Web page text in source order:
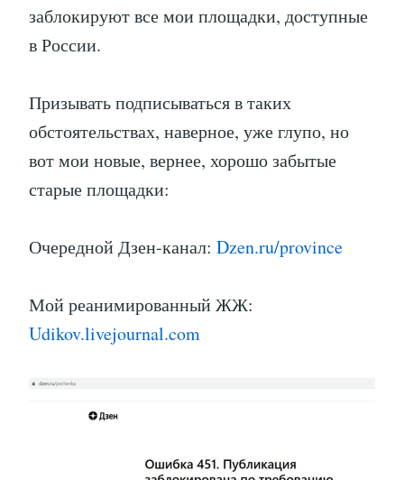
заблокируют все мои площадки, доступные
в России.
Призывать подписываться в таких
обстоятельствах, наверное, уже глупо, но
вот мои новые, вернее, хорошо забытые
старые площадки:
Очередной Дзен-канал: Dzen.ru/province
Мой реанимированный ЖЖ:
Udikov.livejournal.com